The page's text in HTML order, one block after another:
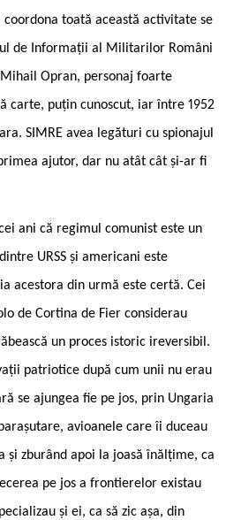
toată această activitate se
de Informații al Militarilor Români
Opran, personaj foarte
carte, puțin cunoscut, iar între 1952
SIMRE avea legături cu spionajul
ajutor, dar nu atât cât și-ar fi
ani că regimul comunist este un
URSS și americani este
acestora din urmă este certă. Cei
de Cortina de Fier considerau
un proces istoric ireversibil.
patriotice după cum unii nu erau
se ajungea fie pe jos, prin Ungaria
avioanele care îi duceau
și zburând apoi la joasă înălțime, ca
pe jos a frontierelor existau
și ei, ca să zic așa, din